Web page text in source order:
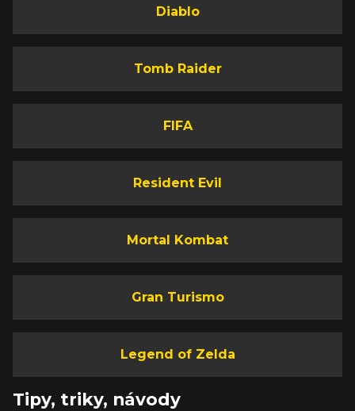
Diablo
Tomb Raider
FIFA
Resident Evil
Mortal Kombat
Gran Turismo
Legend of Zelda
Tipy, triky, návody